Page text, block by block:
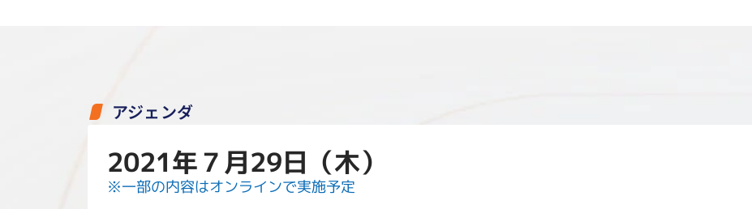
アジェンダ
2021年７月29日（木）
※一部の内容はオンラインで実施予定